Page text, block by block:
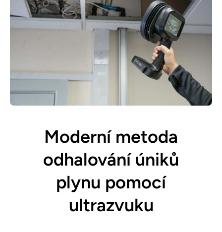
Moderní metoda
odhalování úniků
plynu pomocí
ultrazvuku